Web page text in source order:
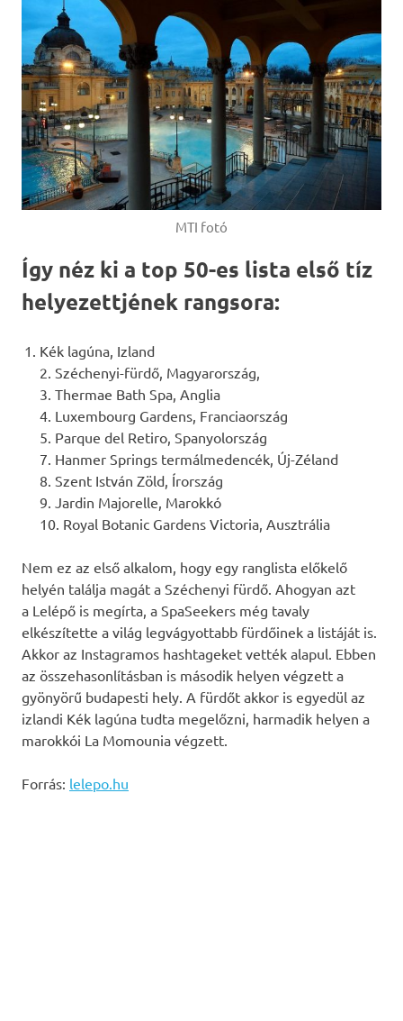
MTI fotó
Így néz ki a top 50-es lista első tíz
helyezettjének rangsora:
Kék lagúna, Izland
2. Széchenyi-fürdő, Magyarország,
3. Thermae Bath Spa, Anglia
4. Luxembourg Gardens, Franciaország
5. Parque del Retiro, Spanyolország
7. Hanmer Springs termálmedencék, Új-Zéland
8. Szent István Zöld, Írország
9. Jardin Majorelle, Marokkó
10. Royal Botanic Gardens Victoria, Ausztrália
Nem ez az első alkalom, hogy egy ranglista előkelő
helyén találja magát a Széchenyi fürdő. Ahogyan azt
a Lelépő is megírta, a SpaSeekers még tavaly
elkészítette a világ legvágyottabb fürdőinek a listáját is.
Akkor az Instagramos hashtageket vették alapul. Ebben
az összehasonlításban is második helyen végzett a
gyönyörű budapesti hely. A fürdőt akkor is egyedül az
izlandi Kék lagúna tudta megelőzni, harmadik helyen a
marokkói La Momounia végzett.
Forrás: lelepo.hu